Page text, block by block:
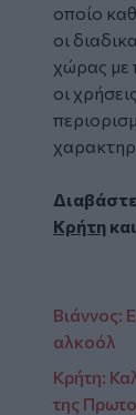
οποίο
οι
χώρας με
οι
Κρήτη
Βιάννος:
αλκοόλ
Κρήτη:
της